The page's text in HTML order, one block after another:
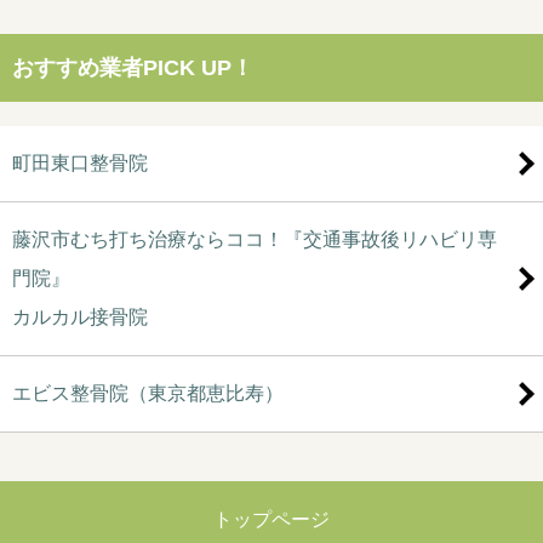
おすすめ業者PICK UP！
町田東口整骨院
藤沢市むち打ち治療ならココ！『交通事故後リハビリ専
門院』
カルカル接骨院
エビス整骨院（東京都恵比寿）
トップページ